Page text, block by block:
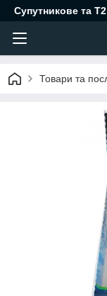
Супутникове та
Товари та